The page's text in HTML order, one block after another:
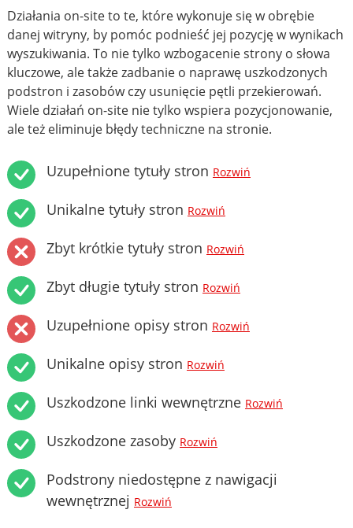
Działania on-site to te, które wykonuje się w obrębie
danej witryny, by pomóc podnieść jej pozycję w wynikach
wyszukiwania. To nie tylko wzbogacenie strony o słowa
kluczowe, ale także zadbanie o naprawę uszkodzonych
podstron i zasobów czy usunięcie pętli przekierowań.
Wiele działań on-site nie tylko wspiera pozycjonowanie,
ale też eliminuje błędy techniczne na stronie.
Uzupełnione tytuły stron Rozwiń
Unikalne tytuły stron Rozwiń
Zbyt krótkie tytuły stron Rozwiń
Zbyt długie tytuły stron Rozwiń
Uzupełnione opisy stron Rozwiń
Unikalne opisy stron Rozwiń
Uszkodzone linki wewnętrzne Rozwiń
Uszkodzone zasoby Rozwiń
Podstrony niedostępne z nawigacji
wewnętrznej Rozwiń